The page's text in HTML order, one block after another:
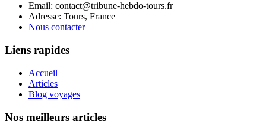
Email: contact@tribune-hebdo-tours.fr
Adresse: Tours, France
Nous contacter
Liens rapides
Accueil
Articles
Blog voyages
Nos meilleurs articles